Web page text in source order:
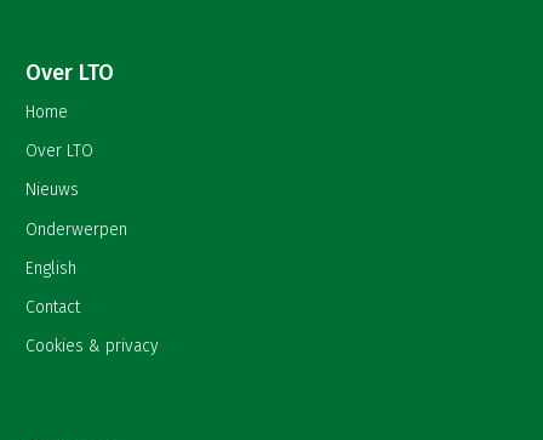
Over LTO
Home
Over LTO
Nieuws
Onderwerpen
English
Contact
Cookies & privacy